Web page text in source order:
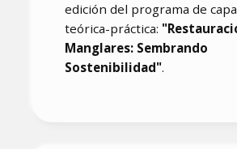
edición del programa de
teórica-práctica:
Manglares: Sembrando
Sostenibilidad".